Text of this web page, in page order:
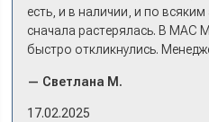
есть, и в наличии, и по
сначала растерялась. В МАС
быстро откликнулись.
примериться. Нам тут
же день купили машину!
— Светлана М.
17.02.2025